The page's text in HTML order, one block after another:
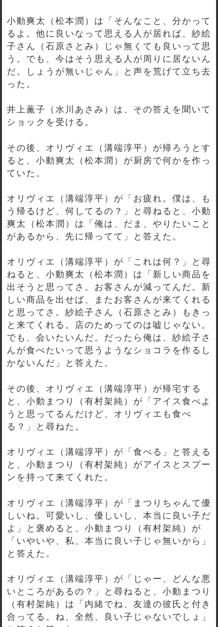
小動爽太（松本潤）は「そんなこと、分かって
るよ。他に良いなって思える人が居れば、紗絵
子さん（石原さとみ）じゃ無くても良いって思
う。でも、今はそう思える人が周りに居ないん
だ。しょうが無いじゃん」と声を荒げて立ち去
った。
井上薫子（水川あさみ）は、その答えを聞いて
ショックを受ける。
その後、オリヴィエ（溝端淳平）が帰ろうとす
ると、小動爽太（松本潤）が厨房で何かを作っ
ていた。
オリヴィエ（溝端淳平）が「お疲れ。僕は、も
う帰るけど、何してるの？」と尋ねると、小動
爽太（松本潤）は「俺は、だま、やりたいこと
があるから、先に帰ってて」と答えた。
オリヴィエ（溝端淳平）が「これは何？」と尋
ねると、小動爽太（松本潤）は「新しい商品を
出そうと思ってさ。お客さんが減ってんだ。新
しい商品を出せば、またお客さんが来てくれる
と思ってさ。紗絵子さん（石原さとみ）もきっ
と来てくれる。店のためってのは嘘じゃない。
でも、会いたいんだ。だったら俺は、紗絵子さ
んが食べたいって思うようなショコラを作るし
かないんだ」と答えた。
その後、オリヴィエ（溝端淳平）が帰宅する
と、小動まつり（有村架純）が「アイス食べよ
うと思ってるんだけど、オリヴィエも食べ
る？」と尋ねた。
オリヴィエ（溝端淳平）が「食べる」と答える
と、小動まつり（有村架純）がアイスとスプー
ンを持って来てくれた。
オリヴィエ（溝端淳平）が「まつりちゃんて優
しいね。可愛いし、優しいし、本当に良い子だ
よ」と褒めると、小動まつり（有村架純）が
「いやいや、私、本当に良い子じゃ無いから」
と答えた。
オリヴィエ（溝端淳平）が「じゃー、どんな悪
いところがあるの？」と尋ねると、小動まつり
（有村架純）は「内緒でね、友達の彼氏と付き
合ってる。ね、全然、良い子じゃないでしょ」